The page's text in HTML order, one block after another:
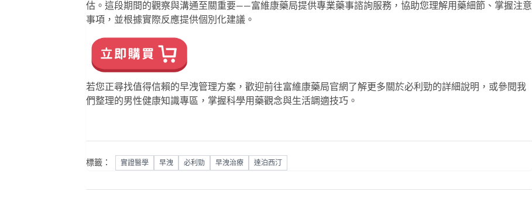
估。這段期間的觀察與溝通至關重要——富維康藥局提供專業藥事諮詢服務，協助您理解用藥細節、掌握注意
事項，並根據實際反應提供個別化建議。
若您正尋找值得信賴的早洩管理方案，歡迎前往富維康藥局官網了解更多關於必利勁的詳細說明，或參閱我
們整理的男性健康知識專區 ，掌握科學用藥觀念與生活調適技巧。
標籤： 實證醫學 早洩 必利勁 早洩治療 達泊西汀